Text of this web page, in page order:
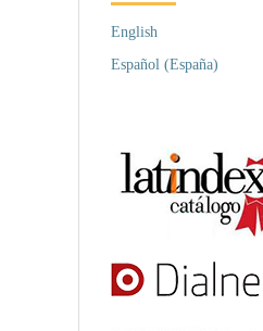
English
Español (España)